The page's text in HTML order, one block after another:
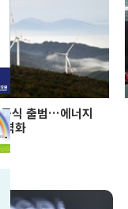
식 출범…에너지
격화